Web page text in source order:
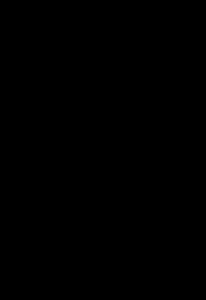
blauw